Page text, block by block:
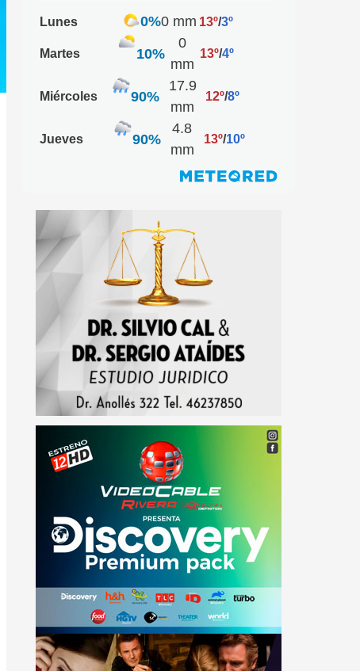
Lunes 0%0 mm 13º/3º
Martes 10%
0
mm
13º/4º
Miércoles 90%
17.9
mm
12º/8º
Jueves 90%
4.8
mm
13º/10º